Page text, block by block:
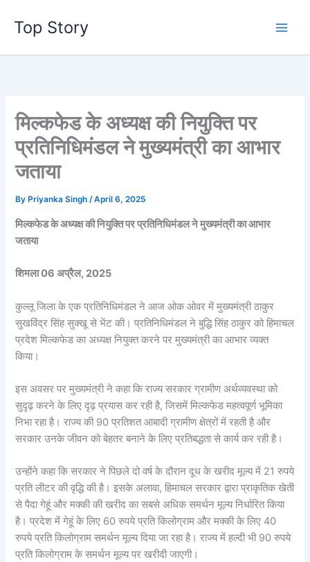
content
Top Story
मिल्कफेड के अध्यक्ष की नियुक्ति पर
प्रतिनिधिमंडल ने मुख्यमंत्री का आभार
जताया
By Priyanka Singh/April 6, 2025
मिल्कफेड के अध्यक्ष की नियुक्ति पर प्रतिनिधिमंडल ने मुख्यमंत्री का आभार
जताया
शिमला 06 अप्रैल, 2025
कुल्लू जिला के एक प्रतिनिधिमंडल ने आज ओक ओवर में मुख्यमंत्री ठाकुर
सुखविंद्र सिंह सुक्खू से भेंट की। प्रतिनिधिमंडल ने बुद्धि सिंह ठाकुर को हिमाचल
प्रदेश मिल्कफेड का अध्यक्ष नियुक्त करने पर मुख्यमंत्री का आभार व्यक्त
किया।
इस अवसर पर मुख्यमंत्री ने कहा कि राज्य सरकार ग्रामीण अर्थव्यवस्था को
सुदृढ़ करने के लिए दृढ़ प्रयास कर रही है, जिसमें मिल्कफेड महत्वपूर्ण भूमिका
निभा रहा है। राज्य की 90 प्रतिशत आबादी ग्रामीण क्षेत्रों में रहती है और
सरकार उनके जीवन को बेहतर बनाने के लिए प्रतिबद्धता से कार्य कर रही है।
उन्होंने कहा कि सरकार ने पिछले दो वर्ष के दौरान दूध के खरीद मूल्य में 21 रुपये
प्रति लीटर की वृद्धि की है। इसके अलावा, हिमाचल सरकार द्वारा प्राकृतिक खेती
से पैदा गेहूं और मक्की की खरीद का सबसे अधिक समर्थन मूल्य निर्धारित किया
है। प्रदेश में गेहूं के लिए 60 रुपये प्रति किलोग्राम और मक्की के लिए 40
रुपये प्रति किलोग्राम समर्थन मूल्य दिया जा रहा है। राज्य में हल्दी भी 90 रुपये
प्रति किलोग्राम के समर्थन मूल्य पर खरीदी जाएगी।